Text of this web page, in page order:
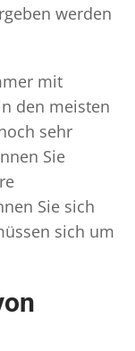
werden
mit
den meisten
sehr
Sie
Sie sich
sich um